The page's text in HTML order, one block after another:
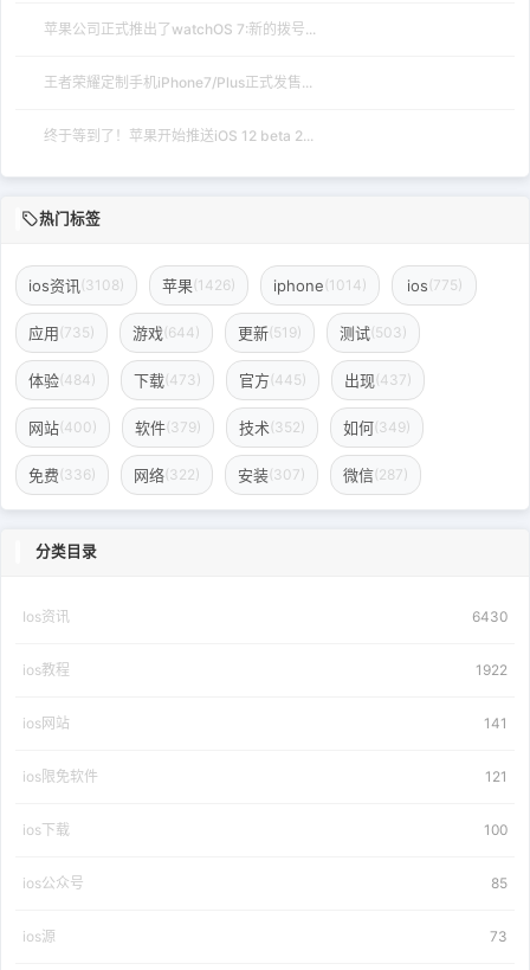
苹果公司正式推出了watchOS 7:新的拨号...
王者荣耀定制手机iPhone7/Plus正式发售...
终于等到了！苹果开始推送iOS 12 beta 2...
热门标签
ios资讯 (3108) 苹果(1426) iphone(1014) ios(775)
应用(735) 游戏(644) 更新(519) 测试(503)
体验(484) 下载(473) 官方(445) 出现(437)
网站(400) 软件(379) 技术(352) 如何(349)
免费(336) 网络(322) 安装(307) 微信(287)
分类目录
Ios资讯 6430
ios教程 1922
ios网站 141
ios限免软件 121
ios下载 100
ios公众号 85
ios源 73